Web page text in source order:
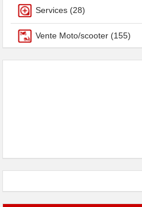
Services (28)
Vente Moto/scooter (155)